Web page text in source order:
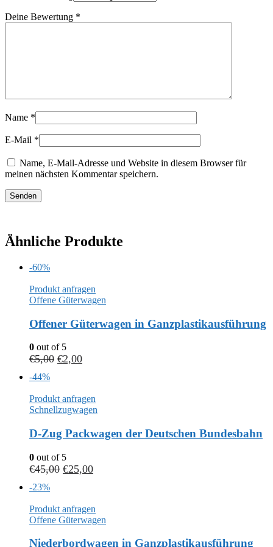
Deine Bewertung *
Name *
E-Mail *
Name, E-Mail-Adresse und Website in diesem Browser für
meinen nächsten Kommentar speichern.
Ähnliche Produkte
-60%
Produkt anfragen
Offene Güterwagen
Offener Güterwagen in Ganzplastikausführung
0 out of 5
€5,00 €2,00
-44%
Produkt anfragen
Schnellzugwagen
D-Zug Packwagen der Deutschen Bundesbahn
0 out of 5
€45,00 €25,00
-23%
Produkt anfragen
Offene Güterwagen
Niederbordwagen in Ganzplastikausführung